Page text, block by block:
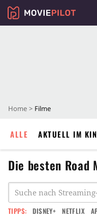
Home Filme
ALLE AKTUELL IM
Die besten Road
TIPPS: DISNEY+ NETFLIX